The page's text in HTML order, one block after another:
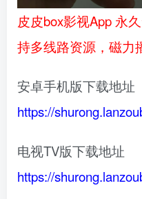
皮皮box影视App 永
持多线路资源，磁力
安卓手机版下载地址
https://
电视TV版下载地址
https://